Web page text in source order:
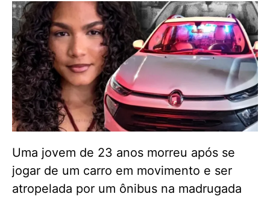
Uma jovem de 23 anos morreu após se
jogar de um carro em movimento e ser
atropelada por um ônibus na madrugada